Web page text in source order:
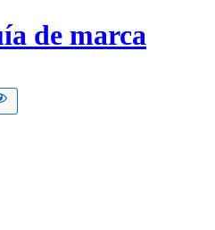
de marca